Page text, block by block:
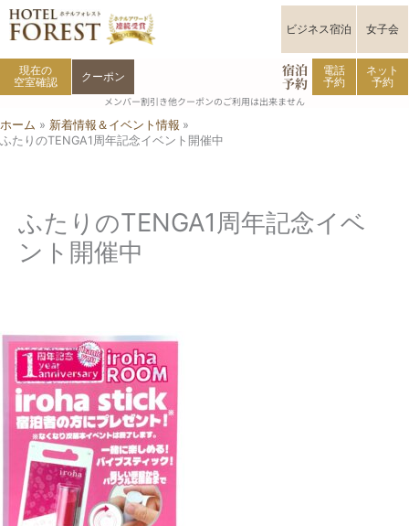
内
容
プ
ビジネス宿泊 女子会
現在の
空室確認
クーポン 宿泊
予約
電話
予約
ネット
予約
メンバー割引き他クーポンのご利用は出来ません
ホーム
新着情報＆イベント情報
ふたりのTENGA1周年記念イベント開催中
ふたりのTENGA1周年記念イベ
ント開催中